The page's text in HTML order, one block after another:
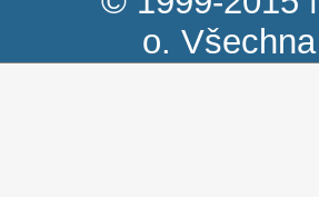
o.